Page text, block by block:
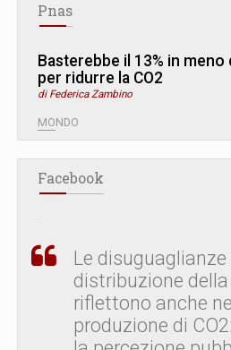
Pnas
Basterebbe il 13% in
per ridurre la CO2
di Federica Zambino
MONDO
Facebook
Le disuguaglianze
distribuzione
riflettono anche
produzione di